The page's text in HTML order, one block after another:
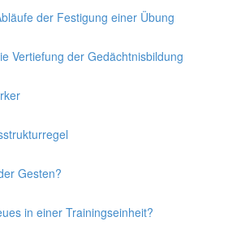
der Festigung einer Übung
Vertiefung der Gedächtnisbildung
Gesten?
in einer Trainingseinheit?